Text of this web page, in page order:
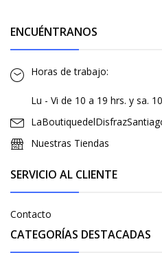
ENCUÉNTRANOS
Horas de trabajo:
Lu - Vi de 10 a 19 hrs. y sa.
Nuestras Tiendas
SERVICIO AL CLIENTE
Contacto
CATEGORÍAS DESTACADAS